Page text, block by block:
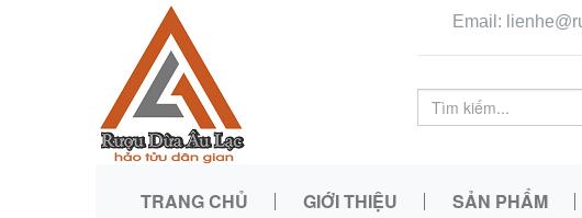
Email:
TRANG CHỦ GIỚI THIỆU SẢN PHẨM